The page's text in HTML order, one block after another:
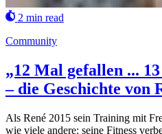
2 min read
Community
„12 Mal gefallen ...
– die Geschichte von
Als René 2015 sein Training mit
wie viele andere: seine Fitness